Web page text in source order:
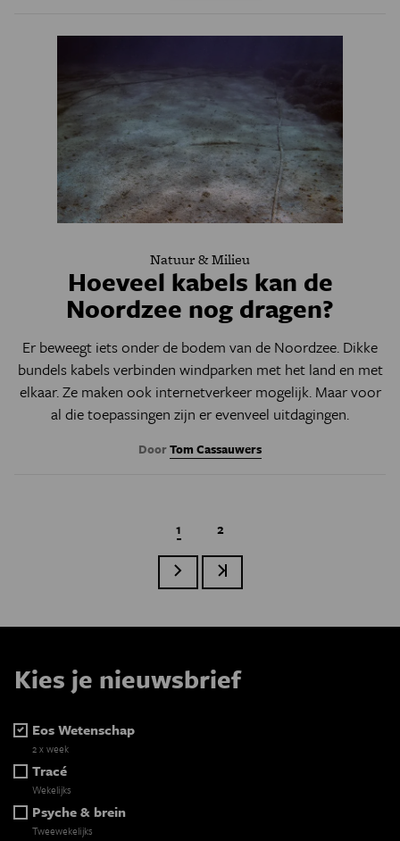
Natuur & Milieu
Hoeveel kabels kan de
Noordzee nog dragen?
Er beweegt iets onder de bodem van de Noordzee. Dikke
bundels kabels verbinden windparken met het land en met
elkaar. Ze maken ook internetverkeer mogelijk. Maar voor
al die toepassingen zijn er evenveel uitdagingen.
DoorTom Cassauwers
Paginatie
Huidige pagina
1 Page
2
Volgende paginaLaatste pagina
Kies je nieuwsbrief
Eos Wetenschap
2 x week
Tracé
Wekelijks
Psyche & brein
Tweewekelijks